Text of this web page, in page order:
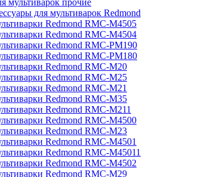
мультиварок прочие
для мультиварок Redmond
Redmond RMC-M4505
Redmond RMC-M4504
Redmond RMC-PM190
Redmond RMC-PM180
Redmond RMC-M20
Redmond RMC-M25
Redmond RMC-M21
Redmond RMC-M35
Redmond RMC-M211
Redmond RMC-M4500
Redmond RMC-M23
Redmond RMC-M4501
Redmond RMC-M45011
Redmond RMC-M4502
Redmond RMC-M29